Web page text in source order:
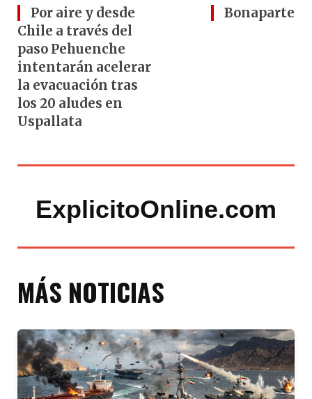
Por aire y desde
Chile a través del
paso Pehuenche
intentarán acelerar
la evacuación tras
los 20 aludes en
Uspallata
Bonaparte
ExplicitoOnline.com
MÁS NOTICIAS